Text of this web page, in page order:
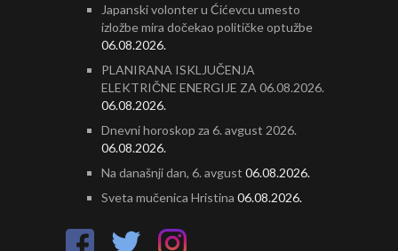
Japanski volonter u Ćićevcu umesto
izložbe mira dočekao političke optužbe
06.08.2026.
PLANIRANA ISKLJUČENJA
ELEKTRIČNE ENERGIJE ZA 06.08.2026.
06.08.2026.
Dnevni horoskop za 6. avgust 2026.
06.08.2026.
Na današnji dan, 6. avgust 06.08.2026.
Sveta mučenica Hristina 06.08.2026.